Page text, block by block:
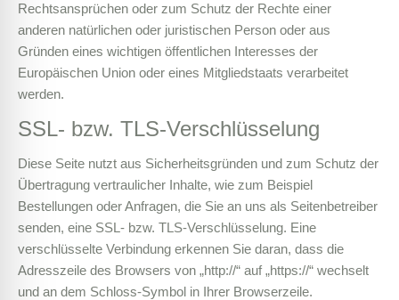
Rechtsansprüchen oder zum Schutz der Rechte einer
anderen natürlichen oder juristischen Person oder aus
Gründen eines wichtigen öffentlichen Interesses der
Europäischen Union oder eines Mitgliedstaats verarbeitet
werden.
SSL- bzw. TLS-Verschlüsselung
Diese Seite nutzt aus Sicherheitsgründen und zum Schutz der
Übertragung vertraulicher Inhalte, wie zum Beispiel
Bestellungen oder Anfragen, die Sie an uns als Seitenbetreiber
senden, eine SSL- bzw. TLS-Verschlüsselung. Eine
verschlüsselte Verbindung erkennen Sie daran, dass die
Adresszeile des Browsers von „http://“ auf „https://“ wechselt
und an dem Schloss-Symbol in Ihrer Browserzeile.